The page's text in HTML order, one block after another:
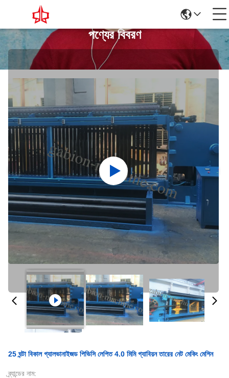
পণ্যের বিবরণ
25 ঘন্টা বিকাল গ্যালভানাইজড পিভিসি লেপিত 4.0 মিমি গ্যাবিয়ন তারের নেট মেকিং মেশিন
ব্র্যান্ডের নাম: